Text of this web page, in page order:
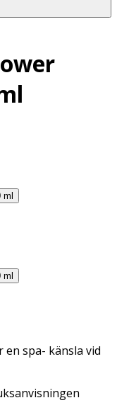
ml
ml
en spa- känsla vid